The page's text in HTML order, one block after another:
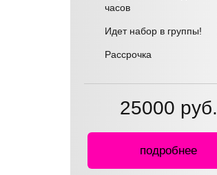
часов
Идет набор в группы!
Рассрочка
25000 руб.
подробнее